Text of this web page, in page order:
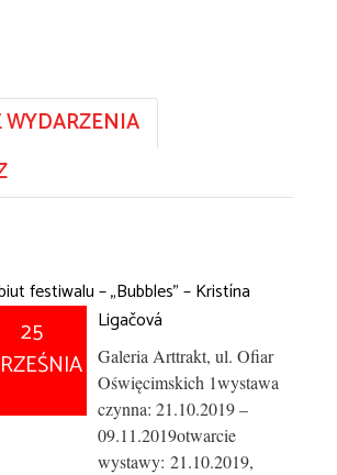
WYDARZENIA
festiwalu – „Bubbles” – Kristína
Ligačová
25
Galeria Arttrakt, ul. Ofiar
Oświęcimskich 1wystawa
czynna: 21.10.2019 –
09.11.2019otwarcie
wystawy: 21.10.2019,